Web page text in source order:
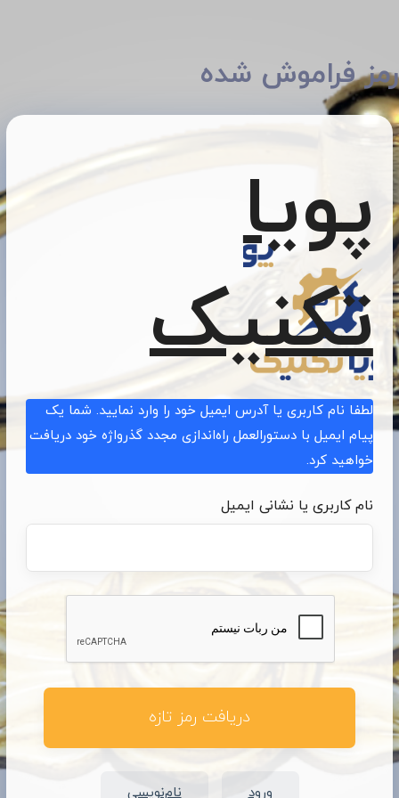
رمز فراموش شده
پویا
تکنیک
لطفا نام کاربری یا آدرس ایمیل خود را وارد نمایید. شما یک
پیام ایمیل با دستورالعمل راه‌اندازی مجدد گذرواژه خود دریافت
خواهید کرد.
نام کاربری یا نشانی ایمیل
ورود نام‌نویسی